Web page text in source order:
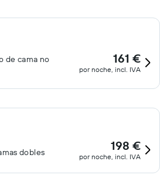
de cama no
161 €
por noche, incl. IVA
dobles 198 €
por noche, incl. IVA